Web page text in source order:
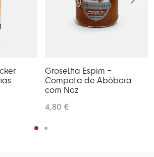
Groselha Espim –
Compota de Abóbora
com Noz
4,80 €